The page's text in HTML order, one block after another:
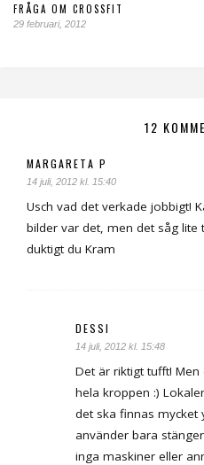
FRÅGA OM CROSSFIT
29 februari, 2012
12
MARGARETA P
14 juli, 2012 kl. 15:40
Usch vad det verkade jobbigt!
bilder var det, men det såg lite
duktigt du Kram
DESSI
14 juli, 2012 kl. 15:48
Det är riktigt tufft!
hela kroppen :)
det ska finnas mycket
använder bara
inga maskiner eller